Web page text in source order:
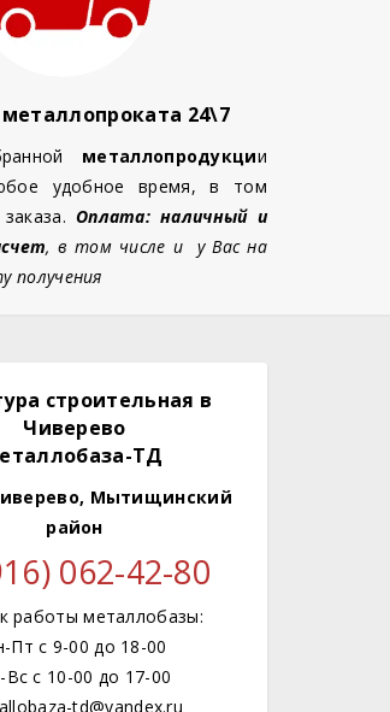
24\7
металлопродукции
удобное время, в том
Оплата: наличный и
, в том числе и у Вас на
получения
строительная в
Чиверево
ТД
Мытищинский
район
062-42-80
работы металлобазы:
Пт с 9-00 до 18-00
Вс с 10-00 до 17-00
td@yandex.ru